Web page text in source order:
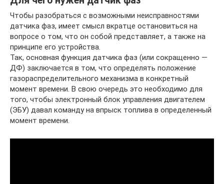
Чтобы разобраться с возможными неисправностями
датчика фаз, имеет смысл вкратце остановиться на
вопросе о том, что он собой представляет, а также на
принципе его устройства.
Так, основная функция датчика фаз (или сокращенно —
ДФ) заключается в том, что определять положение
газораспределительного механизма в конкретный
момент времени. В свою очередь это необходимо для
того, чтобы электронный блок управления двигателем
(ЭБУ) давал команду на впрыск топлива в определенный
момент времени.